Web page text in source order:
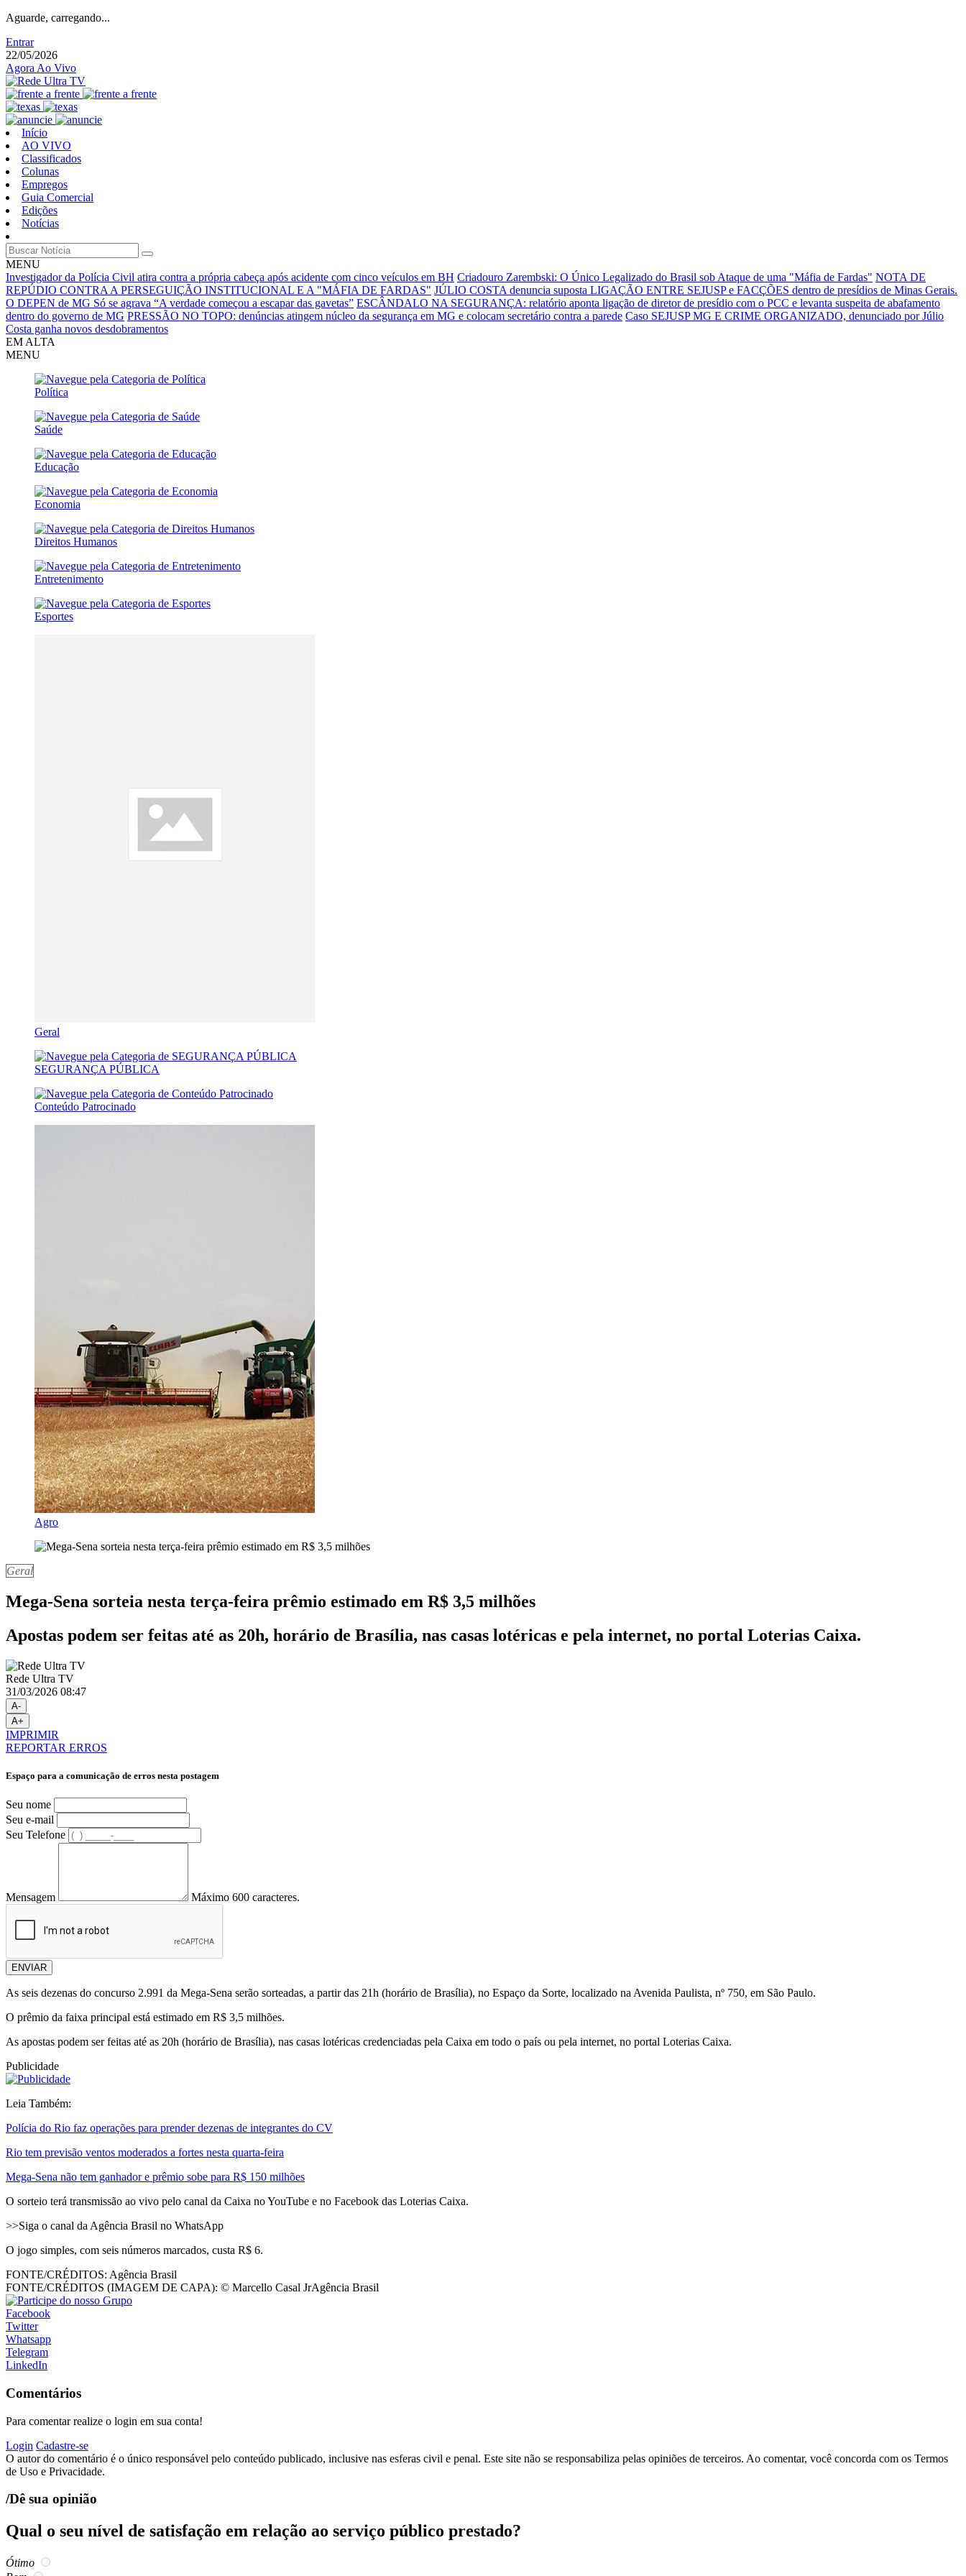
Aguarde, carregando...
Entrar
22/05/2026
Agora Ao Vivo
Início
AO VIVO
Classificados
Colunas
Empregos
Guia Comercial
Edições
Notícias
MENU
Investigador da Polícia Civil atira contra a própria cabeça após acidente com cinco veículos em BH Criadouro Zarembski: O Único Legalizado do Brasil sob Ataque de uma "Máfia de Fardas" NOTA DE
REPÚDIO CONTRA A PERSEGUIÇÃO INSTITUCIONAL E A "MÁFIA DE FARDAS" JÚLIO COSTA denuncia suposta LIGAÇÃO ENTRE SEJUSP e FACÇÕES dentro de presídios de Minas Gerais.
O DEPEN de MG Só se agrava “A verdade começou a escapar das gavetas” ESCÂNDALO NA SEGURANÇA: relatório aponta ligação de diretor de presídio com o PCC e levanta suspeita de abafamento
dentro do governo de MG PRESSÃO NO TOPO: denúncias atingem núcleo da segurança em MG e colocam secretário contra a parede Caso SEJUSP MG E CRIME ORGANIZADO, denunciado por Júlio
Costa ganha novos desdobramentos
EM ALTA
MENU
Política
Saúde
Educação
Economia
Direitos Humanos
Entretenimento
Esportes
Geral
SEGURANÇA PÚBLICA
Conteúdo Patrocinado
Agro
Geral
Mega-Sena sorteia nesta terça-feira prêmio estimado em R$ 3,5 milhões
Apostas podem ser feitas até as 20h, horário de Brasília, nas casas lotéricas e pela internet, no portal Loterias Caixa.
Rede Ultra TV
31/03/2026 08:47
A-
A+
IMPRIMIR
REPORTAR ERROS
Espaço para a comunicação de erros nesta postagem
Seu nome
Seu e-mail
Seu Telefone
Mensagem Máximo 600 caracteres.
ENVIAR
As seis dezenas do concurso 2.991 da Mega-Sena serão sorteadas, a partir das 21h (horário de Brasília), no Espaço da Sorte, localizado na Avenida Paulista, nº 750, em São Paulo.
O prêmio da faixa principal está estimado em R$ 3,5 milhões.
As apostas podem ser feitas até as 20h (horário de Brasília), nas casas lotéricas credenciadas pela Caixa em todo o país ou pela internet, no portal Loterias Caixa.
Publicidade
Leia Também:
Polícia do Rio faz operações para prender dezenas de integrantes do CV
Rio tem previsão ventos moderados a fortes nesta quarta-feira
Mega-Sena não tem ganhador e prêmio sobe para R$ 150 milhões
O sorteio terá transmissão ao vivo pelo canal da Caixa no YouTube e no Facebook das Loterias Caixa.
>>Siga o canal da Agência Brasil no WhatsApp
O jogo simples, com seis números marcados, custa R$ 6.
FONTE/CRÉDITOS: Agência Brasil
FONTE/CRÉDITOS (IMAGEM DE CAPA): © Marcello Casal JrAgência Brasil
Facebook
Twitter
Whatsapp
Telegram
LinkedIn
Comentários
Para comentar realize o login em sua conta!
Login Cadastre-se
O autor do comentário é o único responsável pelo conteúdo publicado, inclusive nas esferas civil e penal. Este site não se responsabiliza pelas opiniões de terceiros. Ao comentar, você concorda com os Termos
de Uso e Privacidade.
/Dê sua opinião
Qual o seu nível de satisfação em relação ao serviço público prestado?
Ótimo